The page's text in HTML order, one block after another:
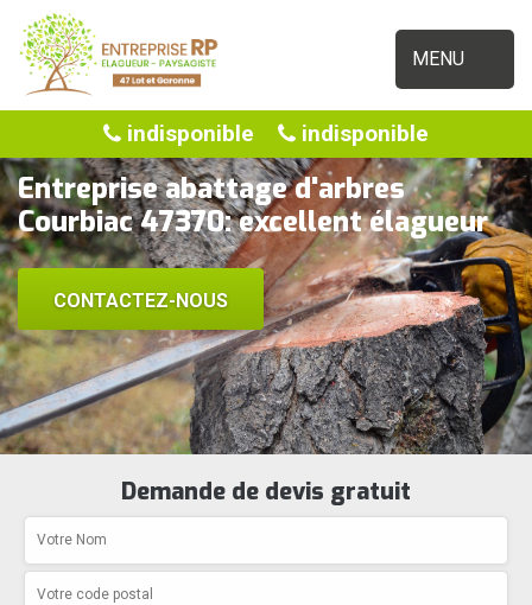
MENU
indisponible indisponible
Entreprise abattage d'arbres
Courbiac 47370: excellent élagueur
CONTACTEZ-NOUS
Demande de devis gratuit